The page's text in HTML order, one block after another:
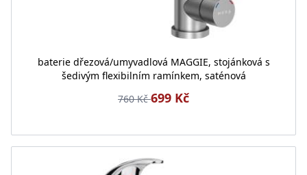
baterie dřezová/umyvadlová MAGGIE, stojánková s
šedivým flexibilním ramínkem, saténová
760 Kč699 Kč